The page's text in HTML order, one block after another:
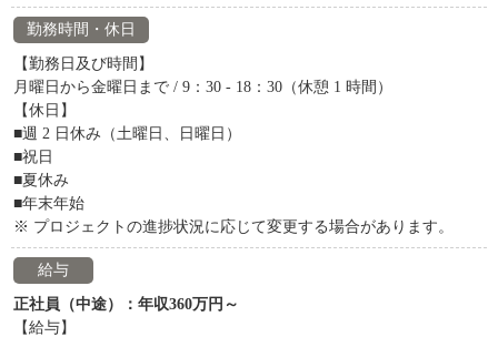
勤務時間・休日
【勤務日及び時間】
月曜日から金曜日まで / 9：30 - 18：30（休憩 1 時間）
【休日】
■週 2 日休み（土曜日、日曜日）
■祝日
■夏休み
■年末年始
※ プロジェクトの進捗状況に応じて変更する場合があります。
給与
正社員（中途）：年収360万円～
【給与】